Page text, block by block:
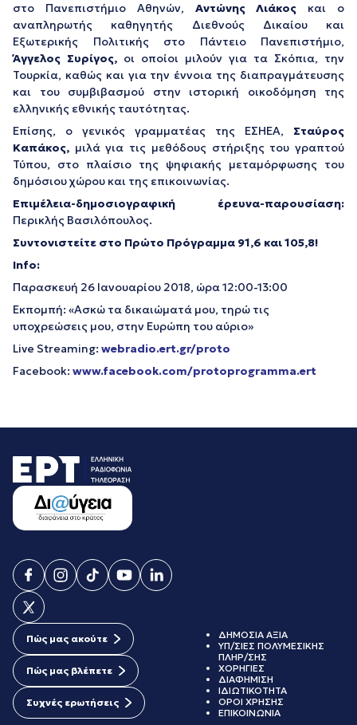
στο Πανεπιστήμιο Αθηνών, Αντώνης Λιάκος και ο
αναπληρωτής καθηγητής Διεθνούς Δικαίου και
Εξωτερικής Πολιτικής στο Πάντειο Πανεπιστήμιο,
Άγγελος Συρίγος, οι οποίοι μιλούν για τα Σκόπια, την
Τουρκία, καθώς και για την έννοια της διαπραγμάτευσης
και του συμβιβασμού στην ιστορική οικοδόμηση της
ελληνικής εθνικής ταυτότητας.
Επίσης, ο γενικός γραμματέας της ΕΣΗΕΑ, Σταύρος
Καπάκος, μιλά για τις μεθόδους στήριξης του γραπτού
Τύπου, στο πλαίσιο της ψηφιακής μεταμόρφωσης του
δημόσιου χώρου και της επικοινωνίας.
Επιμέλεια-δημοσιογραφική έρευνα-παρουσίαση:
Περικλής Βασιλόπουλος.
Συντονιστείτε στο Πρώτο Πρόγραμμα 91,6 και 105,8!
Info:
Παρασκευή 26 Ιανουαρίου 2018, ώρα 12:00-13:00
Εκπομπή: «Ασκώ τα δικαιώματά μου, τηρώ τις
υποχρεώσεις μου, στην Ευρώπη του αύριο»
Live Streaming: webradio.ert.gr/proto
Facebook: www.facebook.com/protoprogramma.ert
Πώς μας ακούτε
Πώς μας βλέπετε
Συχνές ερωτήσεις
ΔΗΜΟΣΙΑ ΑΞΙΑ
ΥΠ/ΣΙΕΣ ΠΟΛΥΜΕΣΙΚΗΣ
ΠΛΗΡ/ΣΗΣ
ΧΟΡΗΓΙΕΣ
ΔΙΑΦΗΜΙΣΗ
ΙΔΙΩΤΙΚΟΤΗΤΑ
ΟΡΟΙ ΧΡΗΣΗΣ
ΕΠΙΚΟΙΝΩΝΙΑ